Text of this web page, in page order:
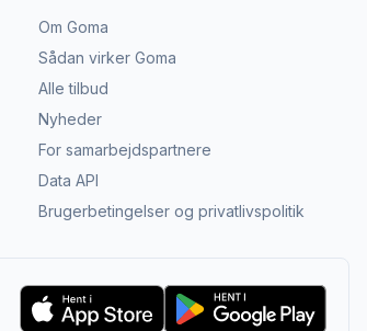
Om Goma
Sådan virker Goma
Alle tilbud
Nyheder
For samarbejdspartnere
Data API
Brugerbetingelser og privatlivspolitik